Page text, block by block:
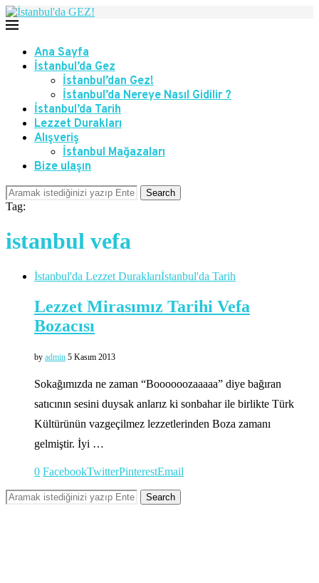
Ana Sayfa
İstanbul’da Gez
İstanbul’dan Gez!
İstanbul’da Nereye Nasıl Gidilir ?
İstanbul’da Tarih
Lezzet Durakları
Alışveriş
İstanbul Mağazaları
Bize ulaşın
Search
Tag:
istanbul vefa
İstanbul'da Lezzet Duraklarıİstanbul'da Tarih
Lezzet Mirasımız Tarihi Vefa
Bozacısı
by admin 5 Kasım 2013
Sokağımızda ne zaman “Boooooozaaaaa” diye bağıran
satıcının sesini duysak anlarız ki sonbahar ile birlikte Türk
Kültürünün vazgeçilmez lezzetlerinden Boza zamanı
gelmiştir. İyi …
0 FacebookTwitterPinterestEmail